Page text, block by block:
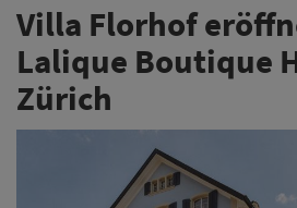
Villa Florhof
Lalique Boutique
Zürich